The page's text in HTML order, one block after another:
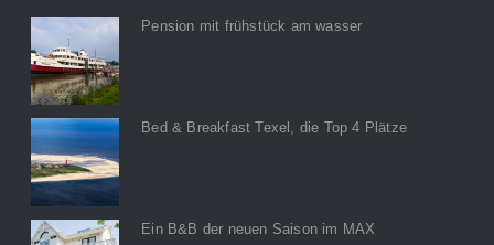
Pension mit frühstück am wasser
Bed & Breakfast Texel, die Top 4 Plätze
Ein B&B der neuen Saison im MAX